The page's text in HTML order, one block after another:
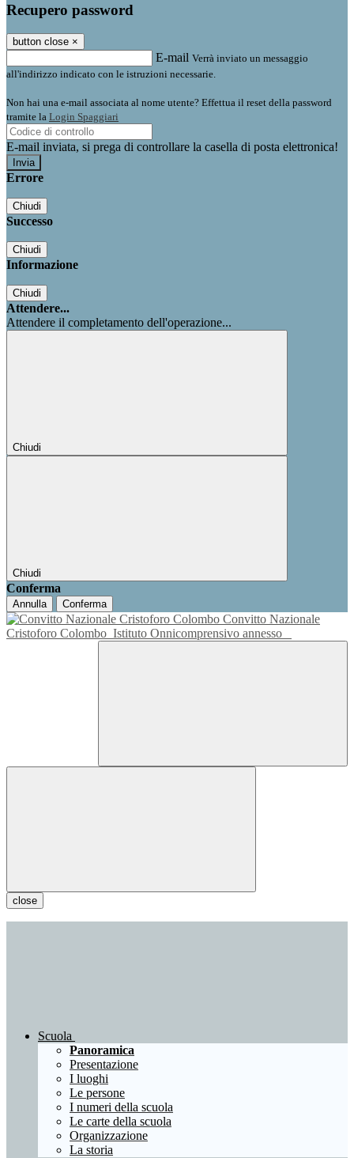
Recupero password
button close ×
E-mail Verrà inviato un messaggio
all'indirizzo indicato con le istruzioni necessarie.
Non hai una e-mail associata al nome utente? Effettua il reset della password
tramite la Login Spaggiari
E-mail inviata, si prega di controllare la casella di posta elettronica!
Errore
Chiudi
Successo
Chiudi
Informazione
Chiudi
Attendere...
Attendere il completamento dell'operazione...
Chiudi
Chiudi
Conferma
Annulla Conferma
Convitto Nazionale
Cristoforo Colombo Istituto Onnicomprensivo annesso
close
Scuola
Panoramica
Presentazione
I luoghi
Le persone
I numeri della scuola
Le carte della scuola
Organizzazione
La storia